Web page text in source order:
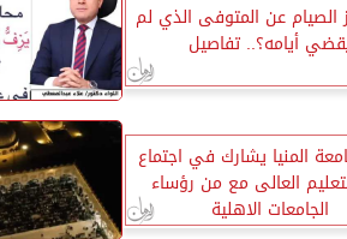
عن المتوفى الذي لم
أيامه؟.. تفاصيل
المنيا يشارك في اجتماع
العالى مع من رؤساء
الجامعات الاهلية